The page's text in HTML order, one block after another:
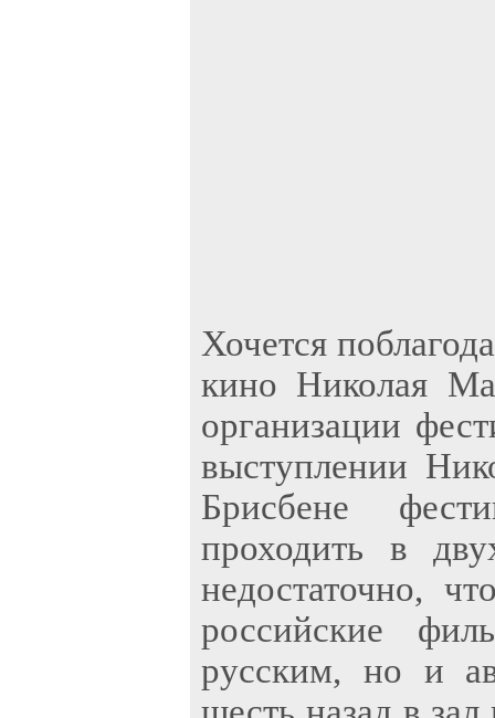
Хочется
кино Николая
организации
выступлении
Брисбене
проходить в
недостаточно,
российские
русским, но и